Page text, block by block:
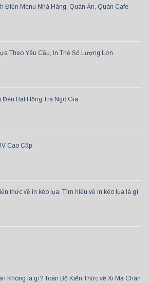
Điện Menu Nhà Hàng, Quán Ăn, Quán Cafe
Theo Yêu Cầu, In Thẻ Số Lượng Lớn
Đèn Bạt Hồng Trà Ngô Gia
Cao Cấp
thức về in kéo lụa, Tìm hiểu về in kéo lụa là gì
Không là gì? Toàn Bộ Kiến Thức về Xi Mạ Chân